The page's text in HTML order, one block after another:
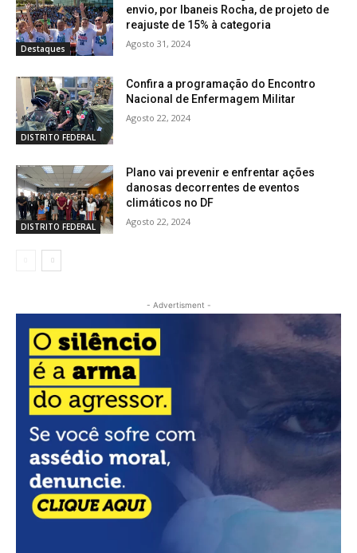
Destaques
envio, por Ibaneis Rocha, de projeto de
reajuste de 15% à categoria
Agosto 31, 2024
DISTRITO FEDERAL
Confira a programação do Encontro
Nacional de Enfermagem Militar
Agosto 22, 2024
DISTRITO FEDERAL
Plano vai prevenir e enfrentar ações
danosas decorrentes de eventos
climáticos no DF
Agosto 22, 2024
- Advertisment -